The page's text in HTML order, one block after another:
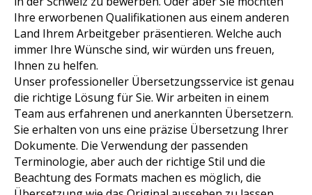
Ihre erworbenen Qualifikationen aus einem anderen
Land Ihrem Arbeitgeber präsentieren. Welche auch
immer Ihre Wünsche sind, wir würden uns freuen,
Ihnen zu helfen.
Unser professioneller Übersetzungsservice ist genau
die richtige Lösung für Sie. Wir arbeiten in einem
Team aus erfahrenen und anerkannten Übersetzern.
Sie erhalten von uns eine präzise Übersetzung Ihrer
Dokumente. Die Verwendung der passenden
Terminologie, aber auch der richtige Stil und die
Beachtung des Formats machen es möglich, die